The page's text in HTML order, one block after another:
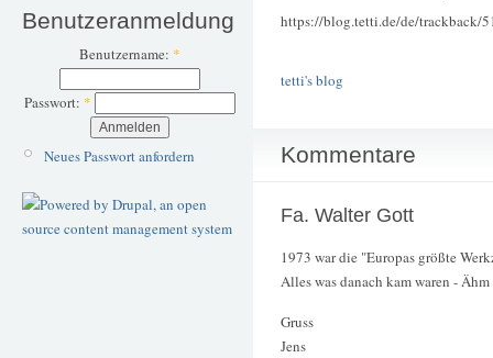
Benutzeranmeldung
Benutzername: *
Passwort: *
Neues Passwort anfordern
https://blog.tetti.de/de/trackback/
tetti's blog
Kommentare
Fa. Walter Gott
1973 war die "Europas größte
Alles was danach kam waren - Ähm
Gruss
Jens